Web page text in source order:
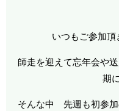
いつもご参加
師走を迎えて忘年会や
期
そんな中 先週も初参加